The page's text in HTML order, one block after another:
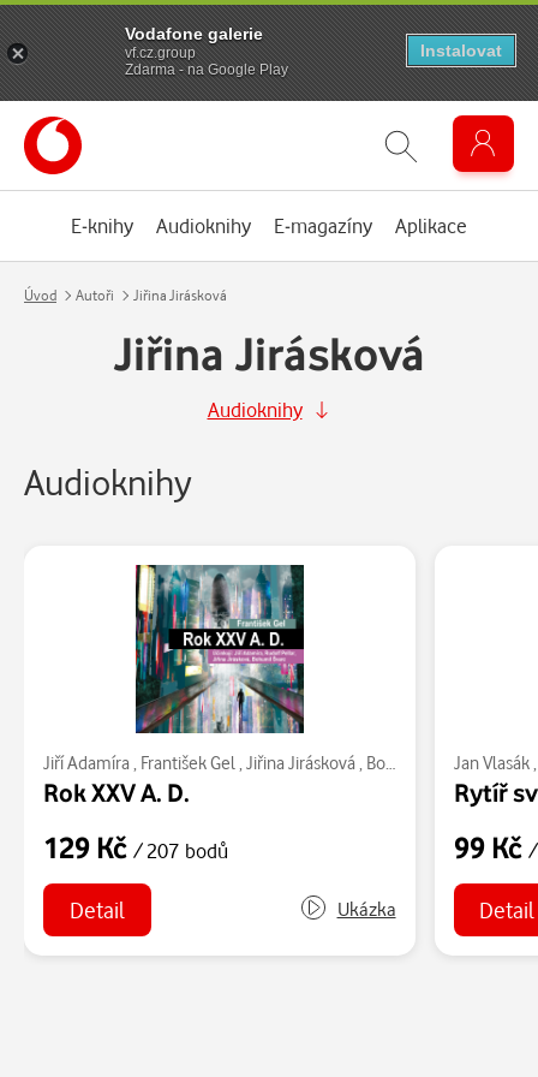
E-knihy Audioknihy E-magazíny Aplikace
Úvod Autoři Jiřina Jirásková
Jiřina Jirásková
Audioknihy
Audioknihy
Jiří Adamíra , František Gel, Jiřina Jirásková , Bohumil Švarc ,Rudolf
Rok XXV A. D.
129 Kč / 207 bodů
Detail Ukázka
Jan Vlasák
Rytíř
99 Kč /
Detail
Vodafone galerie
vf.cz.group
Zdarma - na Google Play
Instalovat